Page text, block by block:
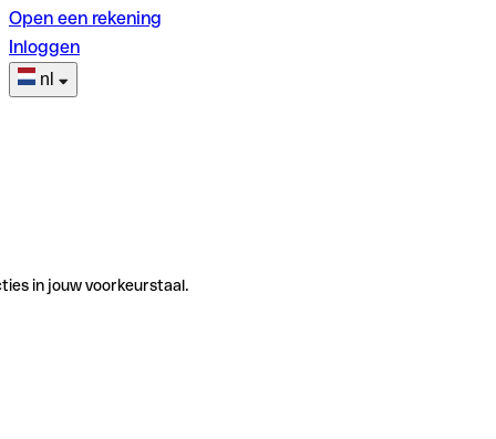
Open een rekening
Inloggen
nl
in jouw voorkeurstaal.